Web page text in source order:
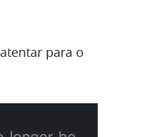
para o